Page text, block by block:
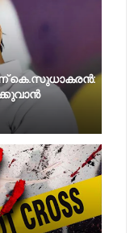
കെ.സുധാകരൻ: